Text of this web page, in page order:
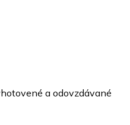
a odovzdávané